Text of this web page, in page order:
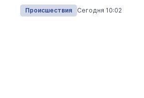
Происшествия Сегодня 10:02